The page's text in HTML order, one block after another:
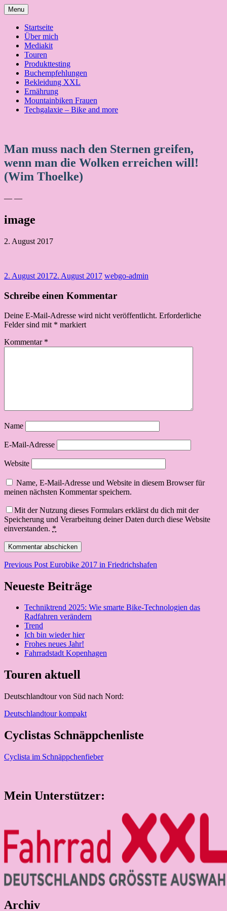
Skip
to
content
Menu
Startseite
Über mich
Mediakit
Touren
Produkttesting
Buchempfehlungen
Bekleidung XXL
Ernährung
Mountainbiken Frauen
Techgalaxie – Bike and more
Man muss nach den Sternen greifen,
wenn man die Wolken erreichen will!
(Wim Thoelke)
— —
image
2. August 2017
2. August 20172. August 2017 webgo-admin
Schreibe einen Kommentar
Deine E-Mail-Adresse wird nicht veröffentlicht. Erforderliche
Felder sind mit * markiert
Kommentar *
Name
E-Mail-Adresse
Website
Name, E-Mail-Adresse und Website in diesem Browser für
meinen nächsten Kommentar speichern.
Mit der Nutzung dieses Formulars erklärst du dich mit der
Speicherung und Verarbeitung deiner Daten durch diese Website
einverstanden. *
Beitragsnavigation
Previous Post Eurobike 2017 in Friedrichshafen
Neueste Beiträge
Techniktrend 2025: Wie smarte Bike-Technologien das
Radfahren verändern
Trend
Ich bin wieder hier
Frohes neues Jahr!
Fahrradstadt Kopenhagen
Touren aktuell
Deutschlandtour von Süd nach Nord:
Deutschlandtour kompakt
Cyclistas Schnäppchenliste
Cyclista im Schnäppchenfieber
Mein Unterstützer:
Archiv